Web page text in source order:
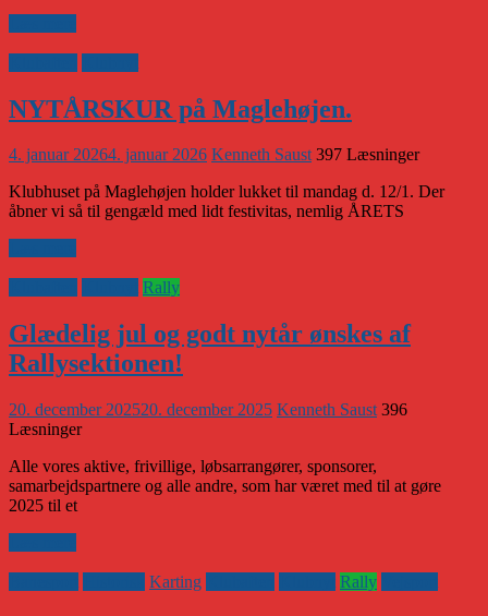
NYTÅRSKUR på Maglehøjen.
4. januar 20264. januar 2026 Kenneth Saust 397 Læsninger
Klubhuset på Maglehøjen holder lukket til mandag d. 12/1. Der
åbner vi så til gengæld med lidt festivitas, nemlig ÅRETS
Rally
Glædelig jul og godt nytår ønskes af
Rallysektionen!
20. december 202520. december 2025 Kenneth Saust 396
Læsninger
Alle vores aktive, frivillige, løbsarrangører, sponsorer,
samarbejdspartnere og alle andre, som har været med til at gøre
2025 til et
Karting Rally